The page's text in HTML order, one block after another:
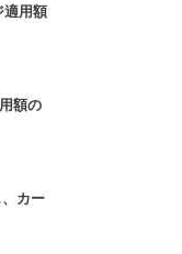
適用額
額の
カー